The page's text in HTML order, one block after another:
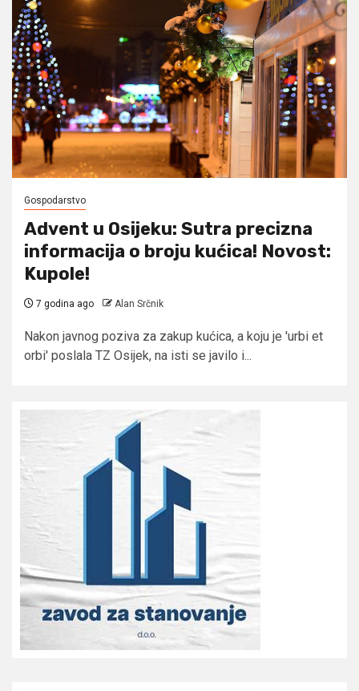
Gospodarstvo
Advent u Osijeku: Sutra precizna
informacija o broju kućica! Novost:
Kupole!
7 godina ago Alan Srčnik
Nakon javnog poziva za zakup kućica, a koju je 'urbi et
orbi' poslala TZ Osijek, na isti se javilo i...